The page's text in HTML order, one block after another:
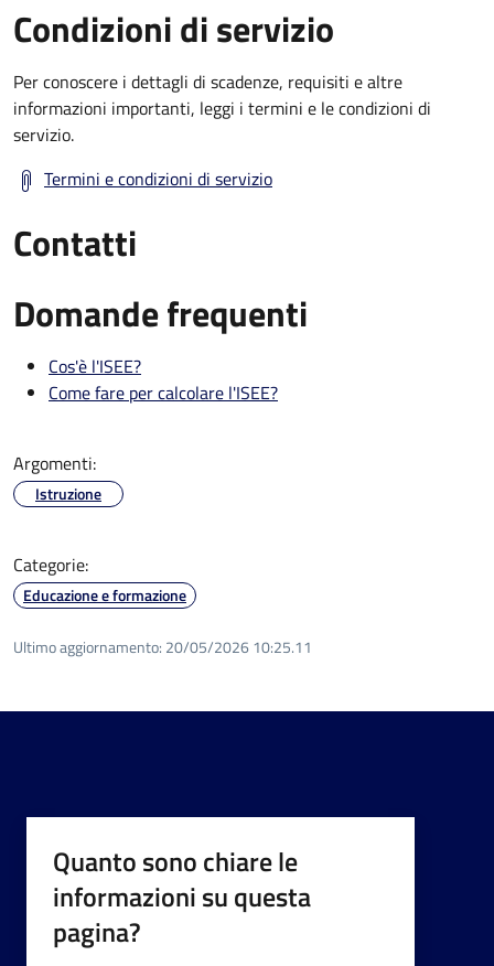
Condizioni di servizio
Per conoscere i dettagli di scadenze, requisiti e altre
informazioni importanti, leggi i termini e le condizioni di
servizio.
Termini e condizioni di servizio
Contatti
Domande frequenti
Cos'è l'ISEE?
Come fare per calcolare l'ISEE?
Argomenti:
Istruzione
Categorie:
Educazione e formazione
Ultimo aggiornamento: 20/05/2026 10:25.11
Quanto sono chiare le
informazioni su questa
pagina?